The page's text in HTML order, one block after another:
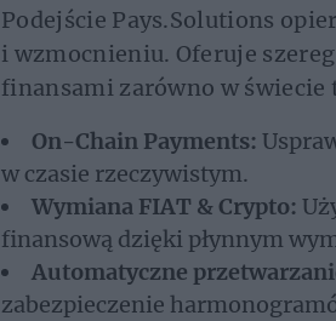
Podejście Pays.Solutions
i wzmocnieniu. Oferuje
finansami zarówno w
On-Chain Payments:
w czasie rzeczywistym.
Wymiana FIAT & Crypto:
finansową dzięki płynnym
Automatyczne
zabezpieczenie